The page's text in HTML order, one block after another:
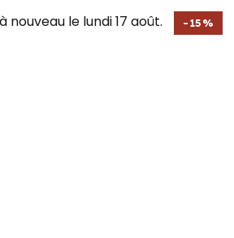
le lundi 17 août.
- 15 %